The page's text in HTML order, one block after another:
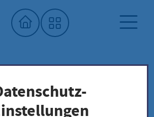
Saatgutbibliothek
- Ernte -